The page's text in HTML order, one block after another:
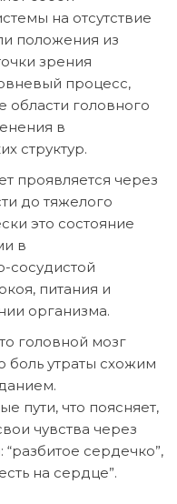
на отсутствие
положения из
зрения
процесс,
головного
в
структур.
проявляется через
до тяжелого
это состояние
в
сосудистой
питания и
организма.
головной мозг
боль утраты схожим
пути, что поясняет,
чувства через
сердечко”,
на сердце”.